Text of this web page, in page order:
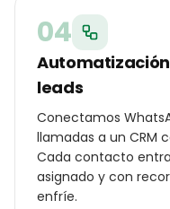
04
leads
Conectamos
llamadas a un CRM
Cada contacto
asignado y con
enfríe.